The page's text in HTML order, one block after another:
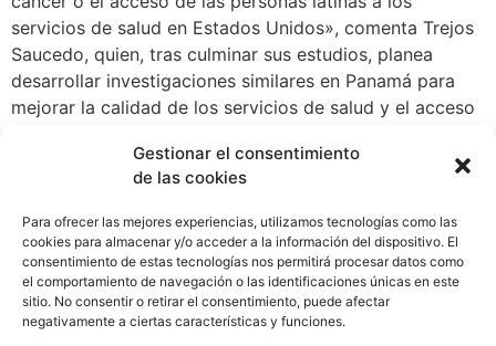
Gestionar el consentimiento
de las cookies
Para ofrecer las mejores experiencias, utilizamos tecnologías como las
cookies para almacenar y/o acceder a la información del dispositivo. El
consentimiento de estas tecnologías nos permitirá procesar datos como
el comportamiento de navegación o las identificaciones únicas en este
sitio. No consentir o retirar el consentimiento, puede afectar
negativamente a ciertas características y funciones.
servicios de salud en Estados Unidos», comenta Trejos
Saucedo, quien, tras culminar sus estudios, planea
desarrollar investigaciones similares en Panamá para
mejorar la calidad de los servicios de salud y el acceso
Trejos Saucedo es oriundo de Monagrillo, provincia de
Herrera, estudió psicología en la Universidad de
Panamá, fue asistente de investigación en la Iniciativa
de Investigación Enfocada en el Envejecimiento en
Panamá (PARI, por sus siglas en inglés) del Instituto de
Investigaciones Científicas y Servicios de Alta
Tecnología de Panamá (Indicasat AIP) y también fue